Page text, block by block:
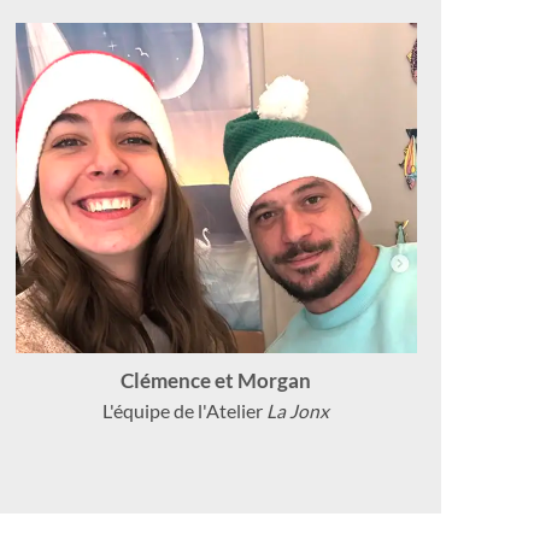
Clémence et Morgan
L'équipe de l'Atelier La Jonx